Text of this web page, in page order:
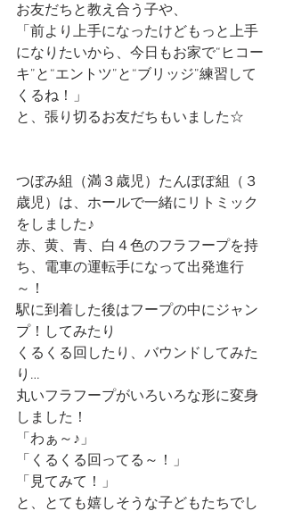
お友だちと教え合う子や、
「前より上手になったけどもっと上手
になりたいから、今日もお家で“ヒコー
キ”と“エントツ”と“ブリッジ”練習して
くるね！」
と、張り切るお友だちもいました☆
つぼみ組（満３歳児）たんぽぽ組（３
歳児）は、ホールで一緒にリトミック
をしました♪
赤、黄、青、白４色のフラフープを持
ち、電車の運転手になって出発進行
～！
駅に到着した後はフープの中にジャン
プ！してみたり
くるくる回したり、バウンドしてみた
り…
丸いフラフープがいろいろな形に変身
しました！
「わぁ～♪」
「くるくる回ってる～！」
「見てみて！」
と、とても嬉しそうな子どもたちでし